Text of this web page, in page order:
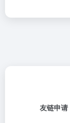
友链申请